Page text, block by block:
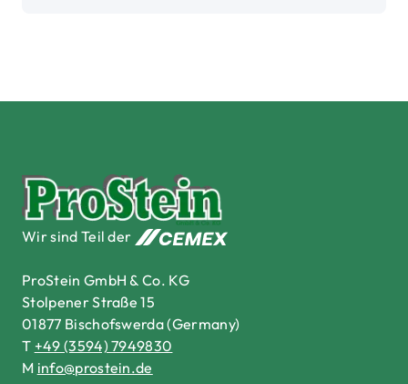
Wir sind Teil der Cemex Deutschland AG
ProStein GmbH & Co. KG
Stolpener Straße 15
01877 Bischofswerda (Germany)
T +49 (3594) 7949830
M info@prostein.de